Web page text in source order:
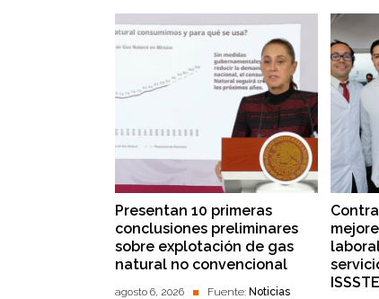
Presentan 10 primeras
conclusiones preliminares
sobre explotación de gas
natural no convencional
agosto 6, 2026 Fuente: Noticias